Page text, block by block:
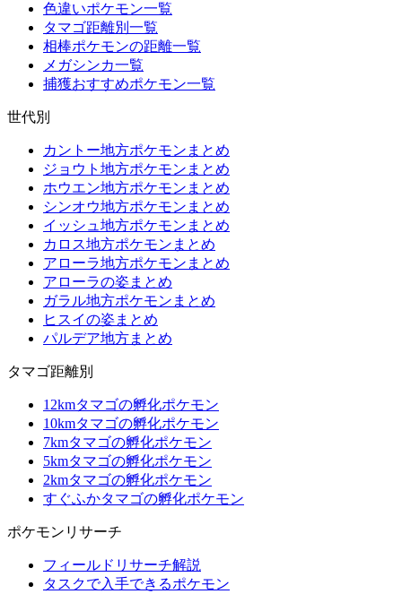
色違いポケモン一覧
タマゴ距離別一覧
相棒ポケモンの距離一覧
メガシンカ一覧
捕獲おすすめポケモン一覧
世代別
カントー地方ポケモンまとめ
ジョウト地方ポケモンまとめ
ホウエン地方ポケモンまとめ
シンオウ地方ポケモンまとめ
イッシュ地方ポケモンまとめ
カロス地方ポケモンまとめ
アローラ地方ポケモンまとめ
アローラの姿まとめ
ガラル地方ポケモンまとめ
ヒスイの姿まとめ
パルデア地方まとめ
タマゴ距離別
12kmタマゴの孵化ポケモン
10kmタマゴの孵化ポケモン
7kmタマゴの孵化ポケモン
5kmタマゴの孵化ポケモン
2kmタマゴの孵化ポケモン
すぐふかタマゴの孵化ポケモン
ポケモンリサーチ
フィールドリサーチ解説
タスクで入手できるポケモン